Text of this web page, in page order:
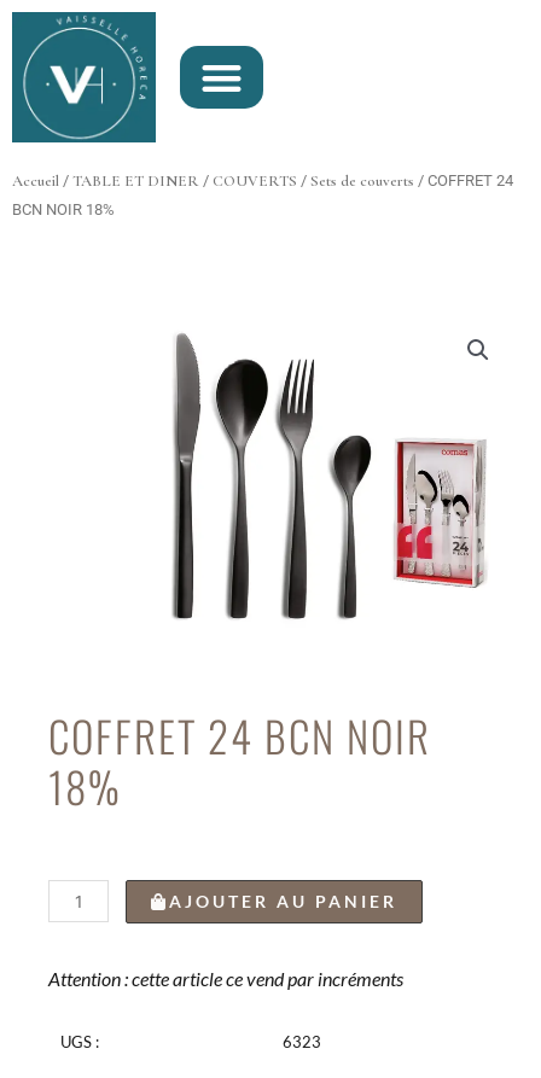
Aller
contenu
Accueil / TABLE ET DINER / COUVERTS / Sets de couverts / COFFRET 24
BCN NOIR 18%
COFFRET 24 BCN NOIR
18%
quantité
de
24
NOIR
AJOUTER AU PANIER
Attention : cette article ce vend par incréments
UGS : 6323